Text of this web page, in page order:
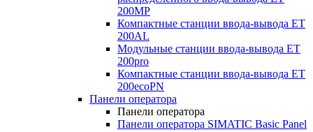
200MP
Компактные станции ввода-вывода ET
200AL
Модульные станции ввода-вывода ET
200pro
Компактные станции ввода-вывода ET
200ecoPN
Панели оператора
Панели оператора
Панели оператора SIMATIC Basic Panel